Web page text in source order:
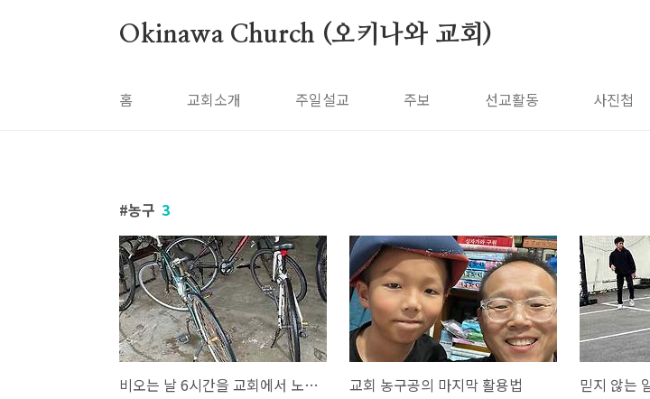
Okinawa Church (오키나와 교회)
홈 교회소개 주일설교 주보 선교활동 사진첩
농구 3
비오는 날 6시간을 교회에서 노는 중3 아이들. 교회 농구공의 마지막 활용법